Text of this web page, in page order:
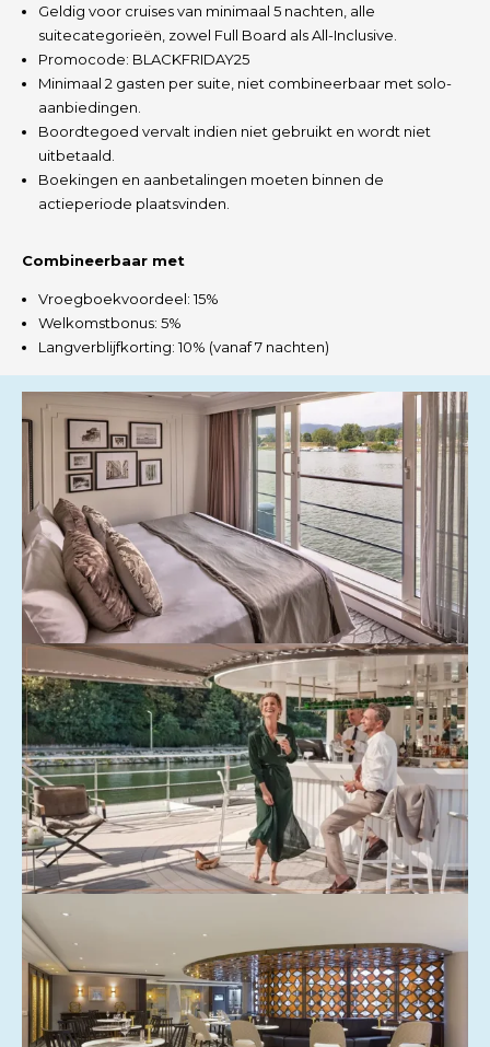
Geldig voor cruises van minimaal 5 nachten, alle
suitecategorieën, zowel Full Board als All-Inclusive.
Promocode: BLACKFRIDAY25
Minimaal 2 gasten per suite, niet combineerbaar met solo-
aanbiedingen.
Boordtegoed vervalt indien niet gebruikt en wordt niet
uitbetaald.
Boekingen en aanbetalingen moeten binnen de
actieperiode plaatsvinden.
Combineerbaar met
Vroegboekvoordeel: 15%
Welkomstbonus: 5%
Langverblijfkorting: 10% (vanaf 7 nachten)